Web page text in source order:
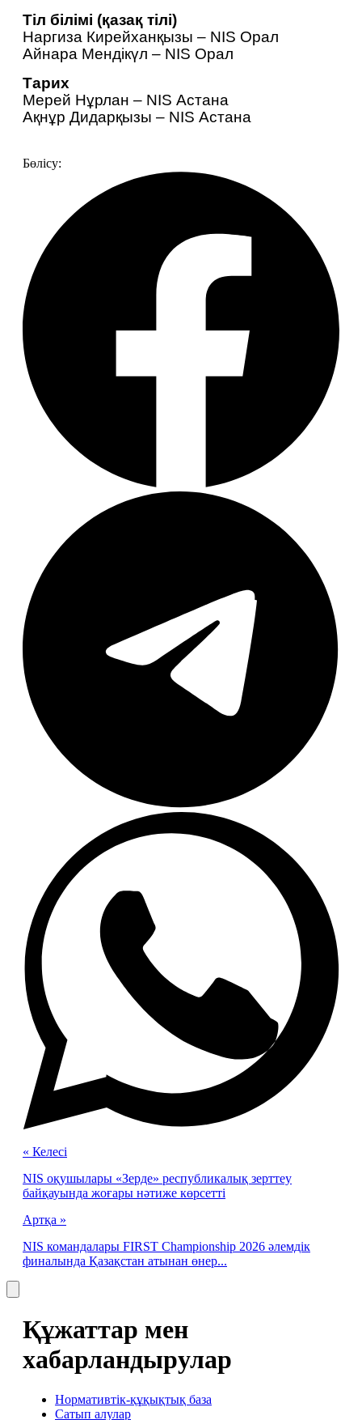
Тіл білімі (қазақ тілі)
Наргиза Кирейханқызы – NIS Орал
Айнара Мендікүл – NIS Орал
Тарих
Мерей Нұрлан – NIS Астана
Ақнұр Дидарқызы – NIS Астана
Бөлісу:
« Келесі
NIS оқушылары «Зерде» республикалық зерттеу
байқауында жоғары нәтиже көрсетті
Артқа »
NIS командалары FIRST Championship 2026 әлемдік
финалында Қазақстан атынан өнер...
Құжаттар мен
хабарландырулар
Нормативтік-құқықтық база
Сатып алулар